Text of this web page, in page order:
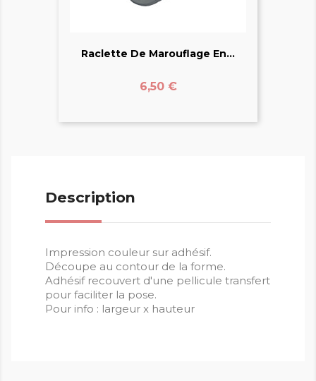
Raclette De Marouflage En...
Prix
6,50 €
Description
Impression couleur sur adhésif.
Découpe au contour de la forme.
Adhésif recouvert d'une pellicule transfert
pour faciliter la pose.
Pour info : largeur x hauteur